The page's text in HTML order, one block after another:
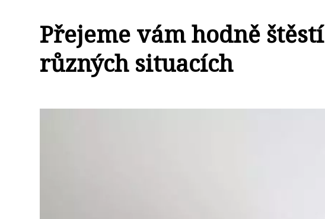
Přejeme vám hodně
různých situacích